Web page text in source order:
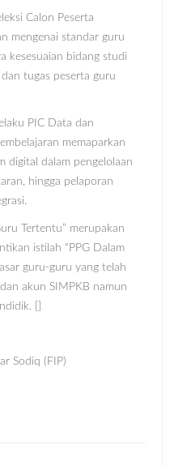
Calon Peserta
mengenai standar guru
kesesuaian bidang studi
tugas peserta guru
PIC Data dan
memaparkan
digital dalam pengelolaan
hingga pelaporan
Tertentu” merupakan
istilah “PPG Dalam
guru-guru yang telah
akun SIMPKB namun
[]
Sodiq (FIP)